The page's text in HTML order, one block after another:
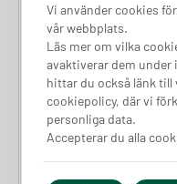
4.76
Laddkabel 5-20m
Finns i lager
Vi använder cookies
vår webbplats.
Läs mer om vilka
avaktiverar dem
hittar du också länk
cookiepolicy, där vi
personliga data.
Accepterar du alla